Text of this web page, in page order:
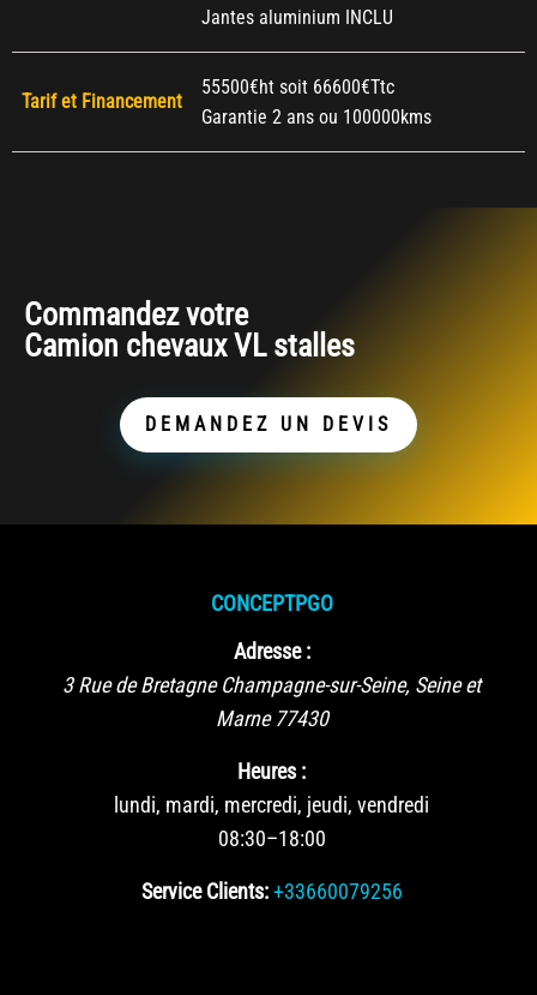
Jantes aluminium INCLU
Tarif et Financement
55500€ht soit 66600€Ttc
Garantie 2 ans ou 100000kms
Commandez votre
Camion chevaux VL stalles
DEMANDEZ UN DEVIS
CONCEPTPGO
Adresse :
3 Rue de Bretagne Champagne-sur-Seine, Seine et
Marne 77430
Heures :
lundi, mardi, mercredi, jeudi, vendredi
08:30–18:00
Service Clients: +33660079256